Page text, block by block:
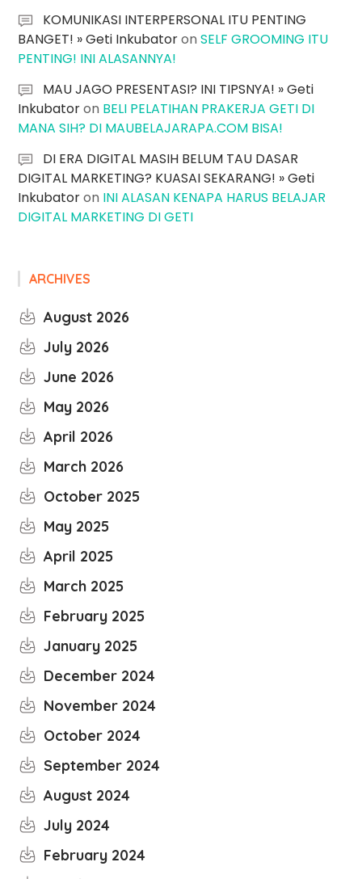
KOMUNIKASI INTERPERSONAL ITU PENTING
BANGET! » Geti InkubatoronSELF GROOMING ITU
PENTING! INI ALASANNYA!
MAU JAGO PRESENTASI? INI TIPSNYA! » Geti
Inkubatoron BELI PELATIHAN PRAKERJA GETI DI
MANA SIH? DI MAUBELAJARAPA.COM BISA!
DI ERA DIGITAL MASIH BELUM TAU DASAR
DIGITAL MARKETING? KUASAI SEKARANG! » Geti
Inkubatoron INI ALASAN KENAPA HARUS BELAJAR
DIGITAL MARKETING DI GETI
ARCHIVES
August 2026
July 2026
June 2026
May 2026
April 2026
March 2026
October 2025
May 2025
April 2025
March 2025
February 2025
January 2025
December 2024
November 2024
October 2024
September 2024
August 2024
July 2024
February 2024